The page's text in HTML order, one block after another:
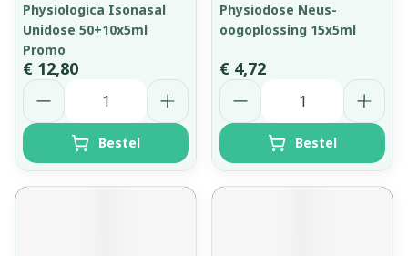
Physiologica Isonasal
Unidose 50+10x5ml
Promo
€ 12,80
Aantal
Bestel
Physiodose Neus-
oogoplossing 15x5ml
€ 4,72
Aantal
Bestel